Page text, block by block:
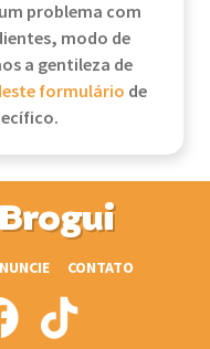
problema com
modo de
a gentileza de
formulário de
CONTATO